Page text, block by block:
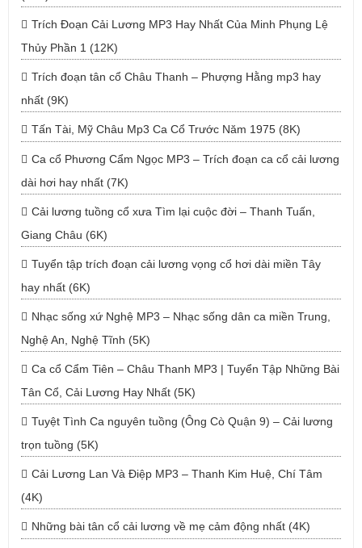
Trích Đoạn Cải Lương MP3 Hay Nhất Của Minh Phụng Lệ
Thủy Phần 1 (12K)
Trích đoạn tân cổ Châu Thanh – Phượng Hằng mp3 hay
nhất (9K)
Tấn Tài, Mỹ Châu Mp3 Ca Cổ Trước Năm 1975 (8K)
Ca cổ Phương Cẩm Ngọc MP3 – Trích đoạn ca cổ cải lương
dài hơi hay nhất (7K)
Cải lương tuồng cổ xưa Tìm lại cuộc đời – Thanh Tuấn,
Giang Châu (6K)
Tuyển tập trích đoạn cải lương vọng cổ hơi dài miền Tây
hay nhất (6K)
Nhạc sống xứ Nghệ MP3 – Nhạc sống dân ca miền Trung,
Nghệ An, Nghệ Tĩnh (5K)
Ca cổ Cẩm Tiên – Châu Thanh MP3 | Tuyển Tập Những Bài
Tân Cổ, Cải Lương Hay Nhất (5K)
Tuyệt Tình Ca nguyên tuồng (Ông Cò Quận 9) – Cải lương
trọn tuồng (5K)
Cải Lương Lan Và Điệp MP3 – Thanh Kim Huệ, Chí Tâm
(4K)
Những bài tân cổ cải lương về mẹ cảm động nhất (4K)